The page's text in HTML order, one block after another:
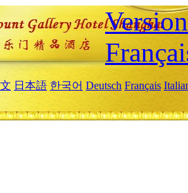
日本語 한국어 Deutsch Français